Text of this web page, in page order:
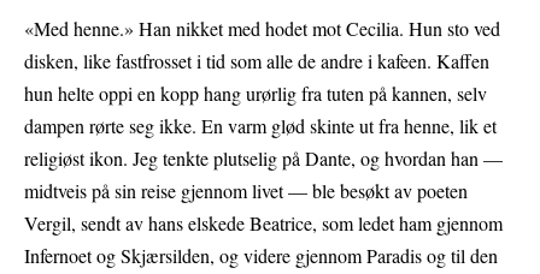
«Med henne.» Han nikket med hodet mot Cecilia. Hun sto ved
disken, like fastfrosset i tid som alle de andre i kafeen. Kaffen
hun helte oppi en kopp hang urørlig fra tuten på kannen, selv
dampen rørte seg ikke. En varm glød skinte ut fra henne, lik et
religiøst ikon. Jeg tenkte plutselig på Dante, og hvordan han —
midtveis på sin reise gjennom livet — ble besøkt av poeten
Vergil, sendt av hans elskede Beatrice, som ledet ham gjennom
Infernoet og Skjærsilden, og videre gjennom Paradis og til den